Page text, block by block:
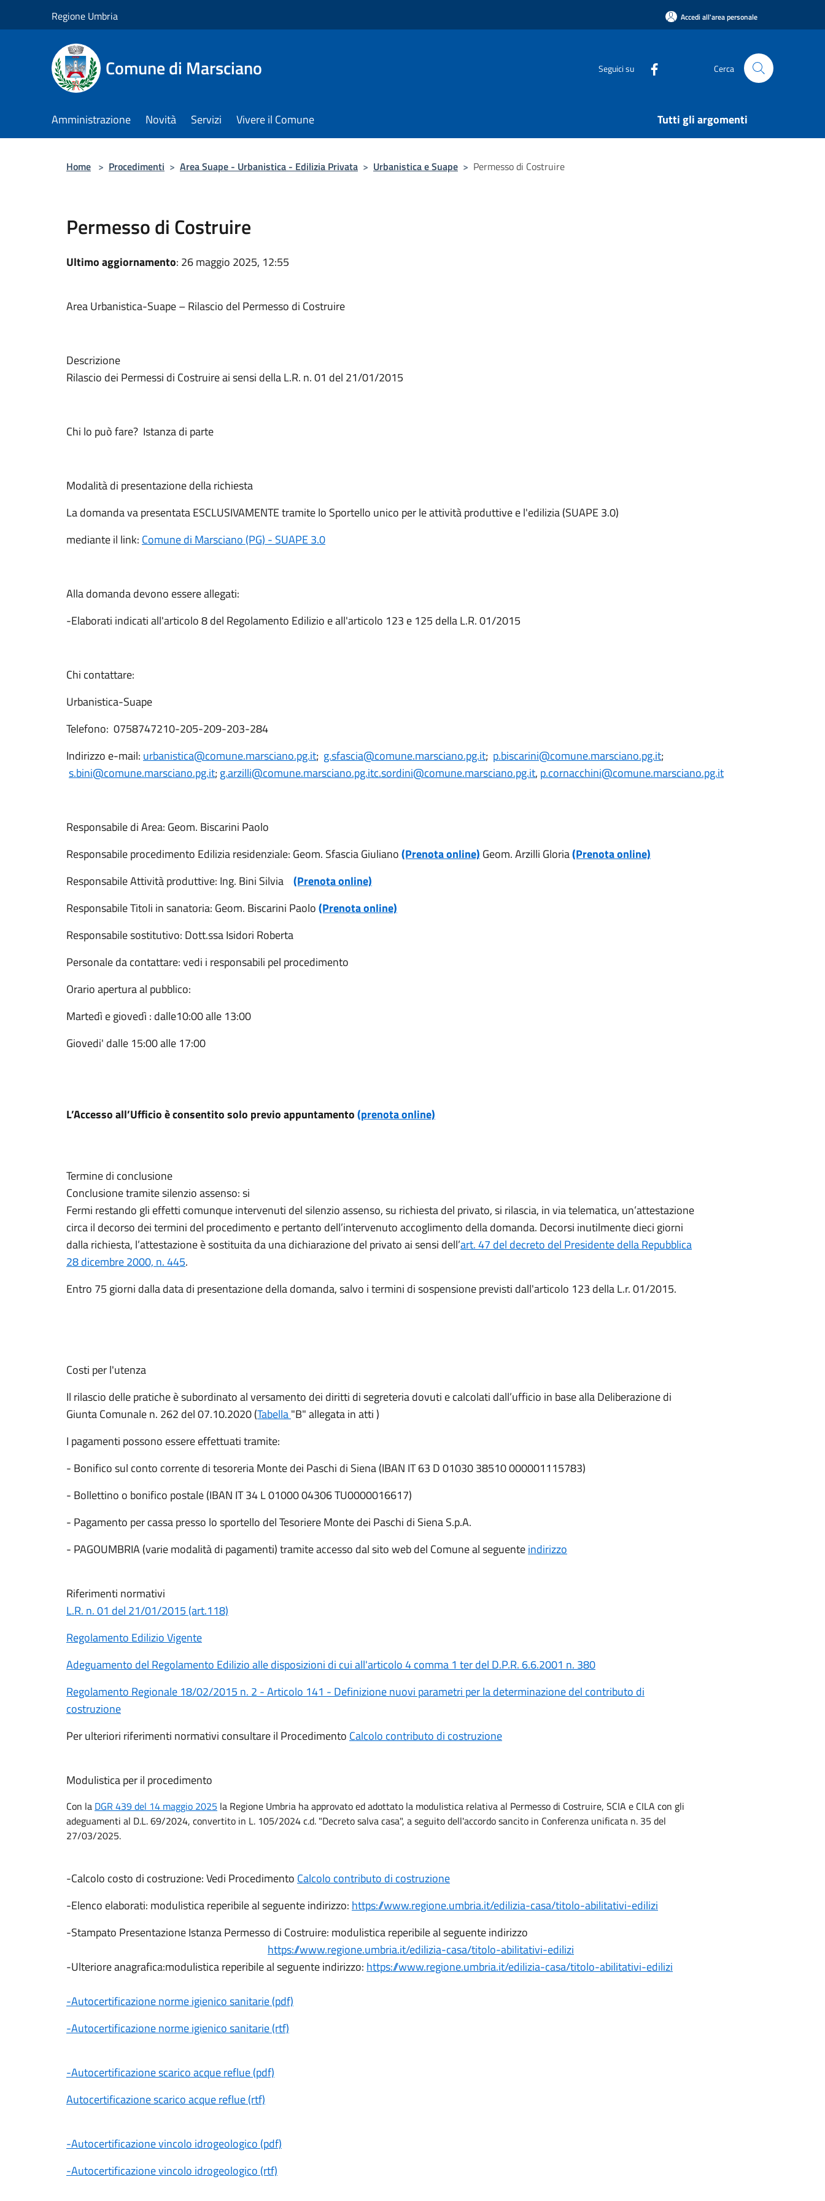
Regione Umbria Accedi all'area personale
Comune di Marsciano Seguici su Cerca
Amministrazione Novità Servizi Vivere il Comune Tutti gli argomenti
Home > Procedimenti > Area Suape - Urbanistica - Edilizia Privata > Urbanistica e Suape > Permesso di Costruire
Permesso di Costruire
Ultimo aggiornamento: 26 maggio 2025, 12:55
Area Urbanistica-Suape – Rilascio del Permesso di Costruire
Descrizione
Rilascio dei Permessi di Costruire ai sensi della L.R. n. 01 del 21/01/2015
Chi lo può fare? Istanza di parte
Modalità di presentazione della richiesta
La domanda va presentata ESCLUSIVAMENTE tramite lo Sportello unico per le attività produttive e l'edilizia (SUAPE 3.0)
mediante il link: Comune di Marsciano (PG) - SUAPE 3.0
Alla domanda devono essere allegati:
-Elaborati indicati all'articolo 8 del Regolamento Edilizio e all'articolo 123 e 125 della L.R. 01/2015
Chi contattare:
Urbanistica-Suape
Telefono: 0758747210-205-209-203-284
Indirizzo e-mail: urbanistica@comune.marsciano.pg.it; g.sfascia@comune.marsciano.pg.it; p.biscarini@comune.marsciano.pg.it;
s.bini@comune.marsciano.pg.it; g.arzilli@comune.marsciano.pg.itc.sordini@comune.marsciano.pg.it, p.cornacchini@comune.marsciano.pg.it
Responsabile di Area: Geom. Biscarini Paolo
Responsabile procedimento Edilizia residenziale: Geom. Sfascia Giuliano(Prenota online) Geom. Arzilli Gloria(Prenota online)
Responsabile Attività produttive: Ing. Bini Silvia (Prenota online)
Responsabile Titoli in sanatoria: Geom. Biscarini Paolo(Prenota online)
Responsabile sostitutivo: Dott.ssa Isidori Roberta
Personale da contattare: vedi i responsabili pel procedimento
Orario apertura al pubblico:
Martedì e giovedì : dalle10:00 alle 13:00
Giovedi' dalle 15:00 alle 17:00
L’Accesso all’Ufficio è consentito solo previo appuntamento(prenota online)
Termine di conclusione
Conclusione tramite silenzio assenso: si
Fermi restando gli effetti comunque intervenuti del silenzio assenso, su richiesta del privato, si rilascia, in via telematica, un’attestazione
circa il decorso dei termini del procedimento e pertanto dell’intervenuto accoglimento della domanda. Decorsi inutilmente dieci giorni
dalla richiesta, l’attestazione è sostituita da una dichiarazione del privato ai sensi dell’art. 47 del decreto del Presidente della Repubblica
28 dicembre 2000, n. 445.
Entro 75 giorni dalla data di presentazione della domanda, salvo i termini di sospensione previsti dall'articolo 123 della L.r. 01/2015.
Costi per l'utenza
Il rilascio delle pratiche è subordinato al versamento dei diritti di segreteria dovuti e calcolati dall’ufficio in base alla Deliberazione di
Giunta Comunale n. 262 del 07.10.2020 (Tabella"B" allegata in atti )
I pagamenti possono essere effettuati tramite:
- Bonifico sul conto corrente di tesoreria Monte dei Paschi di Siena (IBAN IT 63 D 01030 38510 000001115783)
- Bollettino o bonifico postale (IBAN IT 34 L 01000 04306 TU0000016617)
- Pagamento per cassa presso lo sportello del Tesoriere Monte dei Paschi di Siena S.p.A.
- PAGOUMBRIA (varie modalità di pagamenti) tramite accesso dal sito web del Comune al seguenteindirizzo
Riferimenti normativi
L.R. n. 01 del 21/01/2015 (art.118)
Regolamento Edilizio Vigente
Adeguamento del Regolamento Edilizio alle disposizioni di cui all'articolo 4 comma 1 ter del D.P.R. 6.6.2001 n. 380
Regolamento Regionale 18/02/2015 n. 2 - Articolo 141 - Definizione nuovi parametri per la determinazione del contributo di
costruzione
Per ulteriori riferimenti normativi consultare il Procedimento Calcolo contributo di costruzione
Modulistica per il procedimento
Con la DGR 439 del 14 maggio 2025 la Regione Umbria ha approvato ed adottato la modulistica relativa al Permesso di Costruire, SCIA e CILA con gli
adeguamenti al D.L. 69/2024, convertito in L. 105/2024 c.d. "Decreto salva casa", a seguito dell'accordo sancito in Conferenza unificata n. 35 del
27/03/2025.
-Calcolo costo di costruzione: Vedi Procedimento Calcolo contributo di costruzione
-Elenco elaborati: modulistica reperibile al seguente indirizzo: https://www.regione.umbria.it/edilizia-casa/titolo-abilitativi-edilizi
-Stampato Presentazione Istanza Permesso di Costruire: modulistica reperibile al seguente indirizzo
https://www.regione.umbria.it/edilizia-casa/titolo-abilitativi-edilizi
-Ulteriore anagrafica:modulistica reperibile al seguente indirizzo: https://www.regione.umbria.it/edilizia-casa/titolo-abilitativi-edilizi
-Autocertificazione norme igienico sanitarie (pdf)
-Autocertificazione norme igienico sanitarie (rtf)
-Autocertificazione scarico acque reflue (pdf)
Autocertificazione scarico acque reflue (rtf)
-Autocertificazione vincolo idrogeologico (pdf)
-Autocertificazione vincolo idrogeologico (rtf)